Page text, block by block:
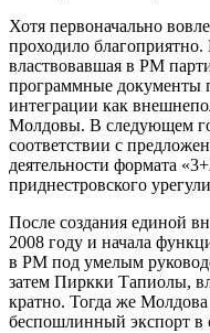
Хотя первоначально
проходило
властвовавшая в РМ
программные документы
интеграции как
Молдовы. В следующем
соответствии с
деятельности формата
приднестровского
После создания единой
2008 году и начала
в РМ под умелым
затем Пиркки Тапиолы,
кратно. Тогда же
беспошлинный экспорт в